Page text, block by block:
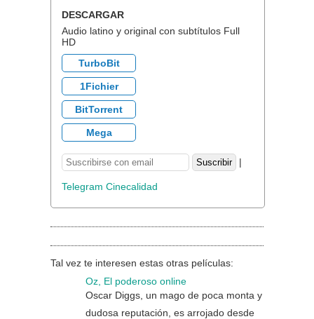
DESCARGAR
Audio latino y original con subtítulos Full
HD
TurboBit
1Fichier
BitTorrent
Mega
|
Telegram Cinecalidad
Tal vez te interesen estas otras películas:
Oz, El poderoso online
Oscar Diggs, un mago de poca monta y
dudosa reputación, es arrojado desde